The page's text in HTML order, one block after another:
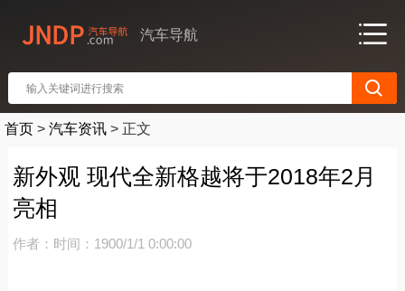
汽车导航
首页 > 汽车资讯 > 正文
新外观 现代全新格越将于2018年2月
亮相
作者： 时间：1900/1/1 0:00:00